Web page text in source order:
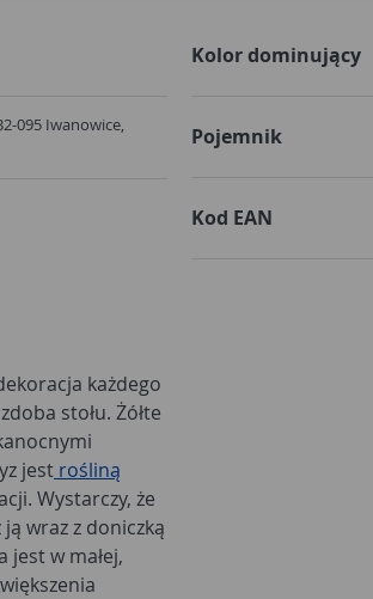
095 Iwanowice,
Kolor dominujący
Pojemnik
Kod EAN
każdego
stołu. Żółte
jest rośliną
Wystarczy, że
wraz z doniczką
w małej,